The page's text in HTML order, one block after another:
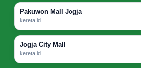
Pakuwon Mall Jogja
kereta.id
Jogja City Mall
kereta.id